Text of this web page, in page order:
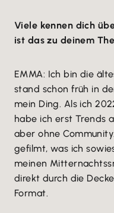
Viele kennen dich
ist das zu deinem
EMMA: Ich bin die
stand schon früh in
mein Ding. Als ich
habe ich erst Trends
aber ohne
gefilmt, was ich
meinen
direkt durch die
Format.